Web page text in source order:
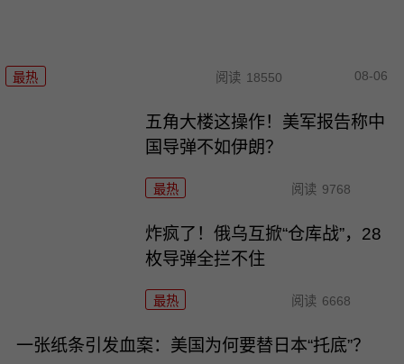
最热 阅读 18550 08-06
五角大楼这操作！美军报告称中
国导弹不如伊朗？
最热 阅读 9768
炸疯了！俄乌互掀“仓库战”，28
枚导弹全拦不住
最热 阅读 6668
一张纸条引发血案：美国为何要替日本“托底”？